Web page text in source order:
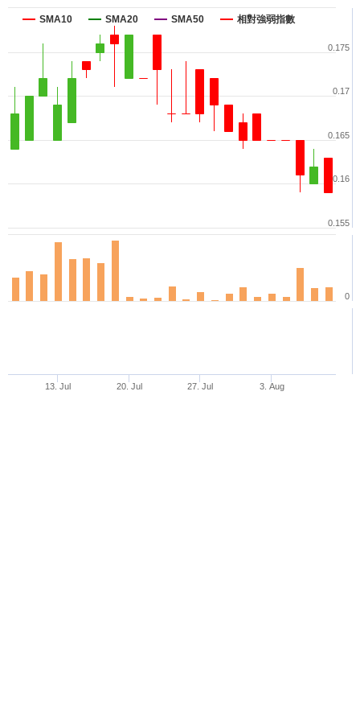
SMA10 SMA20 SMA50 相對強弱指數
13. Jul 20. Jul 27. Jul 3. Aug
0.155
0.16
0.165
0.17
0.175
0